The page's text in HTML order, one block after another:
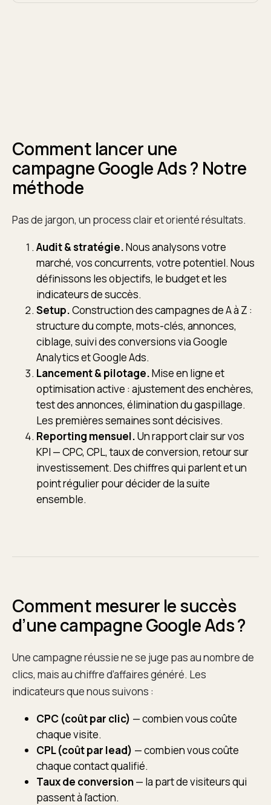
Comment lancer une
campagne Google Ads ? Notre
méthode
Pas de jargon, un process clair et orienté résultats.
Audit & stratégie.Nous analysons votre
marché, vos concurrents, votre potentiel. Nous
définissons les objectifs, le budget et les
indicateurs de succès.
Setup.Construction des campagnes de A à Z :
structure du compte, mots-clés, annonces,
ciblage, suivi des conversions via Google
Analytics et Google Ads.
Lancement & pilotage.Mise en ligne et
optimisation active : ajustement des enchères,
test des annonces, élimination du gaspillage.
Les premières semaines sont décisives.
Reporting mensuel.Un rapport clair sur vos
KPI — CPC, CPL, taux de conversion, retour sur
investissement. Des chiffres qui parlent et un
point régulier pour décider de la suite
ensemble.
Comment mesurer le succès
d’une campagne Google Ads ?
Une campagne réussie ne se juge pas au nombre de
clics, mais au chiffre d’affaires généré. Les
indicateurs que nous suivons :
CPC (coût par clic) — combien vous coûte
chaque visite.
CPL (coût par lead) — combien vous coûte
chaque contact qualifié.
Taux de conversion— la part de visiteurs qui
passent à l’action.